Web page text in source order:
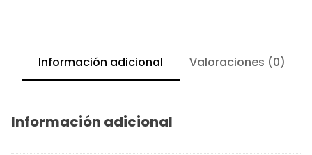
Información adicional Valoraciones (0)
Información adicional